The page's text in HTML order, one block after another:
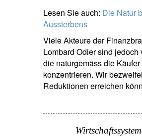
Lesen Sie auch: Die Natur
Aussterbens
Viele Akteure der
Lombard Odier sind
die naturgemäss die
konzentrieren. Wir
Reduktionen erreichen